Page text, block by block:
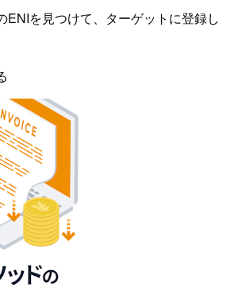
ENIを見つけて、ターゲットに登録し